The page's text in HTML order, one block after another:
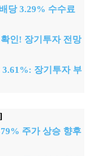
당 3.29% 수수료
인! 장기투자 전망
장기투자 부
주가 상승 향후